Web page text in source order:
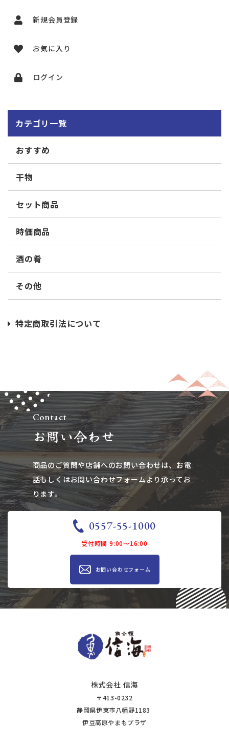
新規会員登録
お気に入り
ログイン
カテゴリ一覧
おすすめ
干物
セット商品
時価商品
酒の肴
その他
特定商取引法について
Contact
お問い合わせ
商品のご質問や店舗へのお問い合わせは、​​​​​​​お電
話もしくはお問い合わせフォームより承ってお
ります。
0557-55-1000
受付時間 9:00～16:00
お問い合わせ​​フォーム
株式会社 信海
〒413-0232
静岡県伊東市八幡野1183
​​​​​​​​​​​​伊豆高原やまもプラザ